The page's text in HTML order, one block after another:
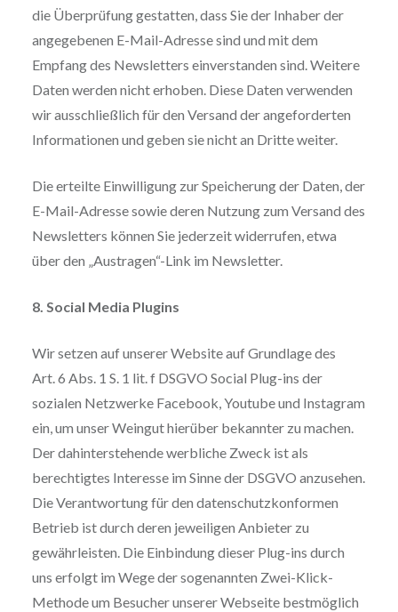
die Überprüfung gestatten, dass Sie der Inhaber der
angegebenen E-Mail-Adresse sind und mit dem
Empfang des Newsletters einverstanden sind. Weitere
Daten werden nicht erhoben. Diese Daten verwenden
wir ausschließlich für den Versand der angeforderten
Informationen und geben sie nicht an Dritte weiter.
Die erteilte Einwilligung zur Speicherung der Daten, der
E-Mail-Adresse sowie deren Nutzung zum Versand des
Newsletters können Sie jederzeit widerrufen, etwa
über den „Austragen“-Link im Newsletter.
8. Social Media Plugins
Wir setzen auf unserer Website auf Grundlage des
Art. 6 Abs. 1 S. 1 lit. f DSGVO Social Plug-ins der
sozialen Netzwerke Facebook, Youtube und Instagram
ein, um unser Weingut hierüber bekannter zu machen.
Der dahinterstehende werbliche Zweck ist als
berechtigtes Interesse im Sinne der DSGVO anzusehen.
Die Verantwortung für den datenschutzkonformen
Betrieb ist durch deren jeweiligen Anbieter zu
gewährleisten. Die Einbindung dieser Plug-ins durch
uns erfolgt im Wege der sogenannten Zwei-Klick-
Methode um Besucher unserer Webseite bestmöglich